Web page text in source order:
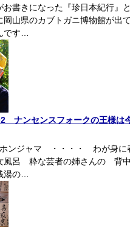
お書きになった『珍日本紀行
岡山県のカブトガニ博物館が出
です…
ナンセンスフォークの王様は
ホンジャマ ・・・・ わが身
風呂 粋な芸者の姉さんの 背
湯の…